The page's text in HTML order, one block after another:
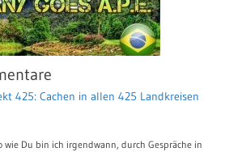
425: Cachen in allen 425 Landkreisen
wie Du bin ich irgendwann, durch Gespräche in